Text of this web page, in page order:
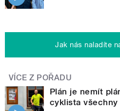
Jak nás naladíte
VÍCE Z POŘADU
Plán je nemít
cyklista